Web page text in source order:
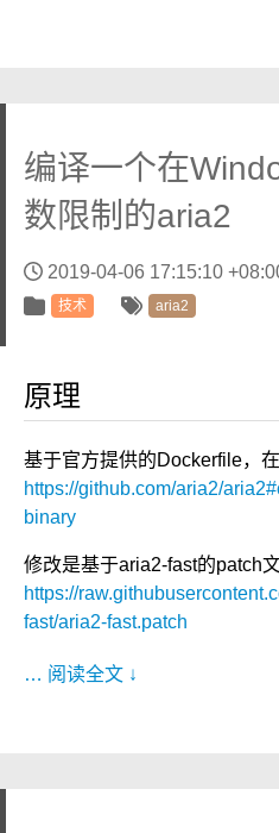
编译一个在
数限制的aria2
2019-04-06 17:15:10
技术 aria2
原理
基于官方提供的Dockerfile，
https://github.com/aria2/
binary
修改是基于aria2-fast的patch文
https://
fast/aria2-fast.patch
… 阅读全文 ↓